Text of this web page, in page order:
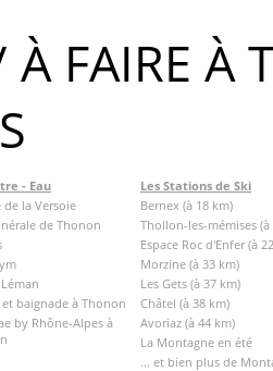
FAIRE À
- Eau
de la Versoie
de Thonon
et baignade à Thonon
by Rhône-Alpes à
Les Stations de Ski
Bernex (à 18 km)
Thollon-les-mémises (à
Espace Roc d'Enfer (à
Morzine (à 33 km)
Les Gets (à 37 km)
Châtel (à 38 km)
Avoriaz (à 44 km)
La Montagne en été
... et bien plus de